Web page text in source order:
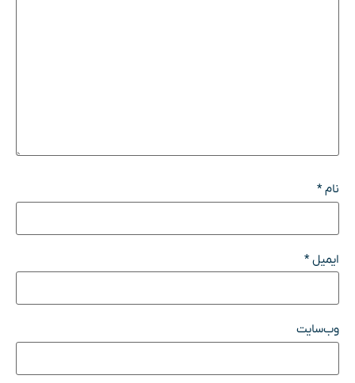
نام*
ایمیل*
وب‌سایت